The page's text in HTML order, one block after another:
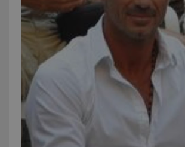
CookieScriptConsent
CookieScript